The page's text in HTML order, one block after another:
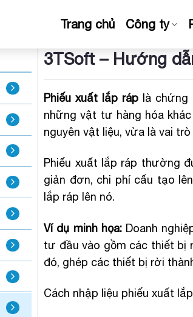
Trang chủ Công ty
3TSoft – Hướng
Phiếu xuất lắp ráp là
những vật tư hàng hóa
nguyên vật liệu, vừa là vai
Phiếu xuất lắp ráp thường
giản đơn, chi phí cấu tạo
lắp ráp lên nó.
Ví dụ minh họa:Doanh
tư đầu vào gồm các thiết bị
đó, ghép các thiết bị rời
Cách nhập liệu phiếu xuất